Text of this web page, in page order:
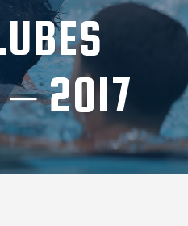
2017